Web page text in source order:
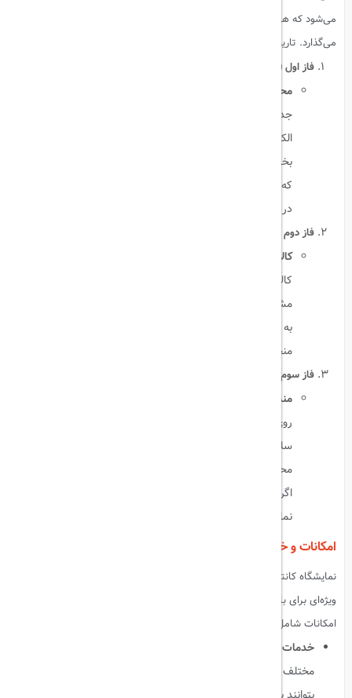
می‌شود که هر کدام از آن‌ها محصولات و صنایع مختلفی را به نمایش
می‌گذارد. تاریخ و محتوای هر فاز به شرح زیر است:
فاز اول (۱۵ تا ۱۹ آوریل ۲۰۲۴):
محصولات صنعتی و ماشین‌آلات:
جدیدترین فناوری‌ها و ماشین‌آلات صنعتی، محصولات
الکترونیکی، قطعات خودرو، و ابزارهای مهندسی آشنا شوید. این
بخش به ویژه برای متخصصان و فعالان صنعت جذاب است، چرا
که شرکت‌های بین‌المللی و چینی پیشرفته‌ترین محصولات خود را
در این فاز به نمایش می‌گذارند.
فاز دوم (۲۳ تا ۲۷ آوریل ۲۰۲۴):
کالاهای مصرفی و محصولات دکوراسیون خانگی:
کالاهای مصرفی، هدایا، دکوراسیون منزل، لوازم خانگی و موارد
مشابه هستید، این فاز بهترین فرصت برای شماست. این بخش
به ویژه برای کسانی که به دنبال کالاهای خاص و با طراحی
منحصر به فرد هستند، مناسب است.
فاز سوم (۱ تا ۵ مه ۲۰۲۴):
منسوجات، پوشاک و محصولات پزشکی:
روی صنایع مد، پوشاک، لوازم بهداشتی و پزشکی، و محصولات
سلامت گذاشته است. برندهای مطرح جهانی و شرکت‌های چینی
محصولات جدید و نوآورانه خود را به نمایش می‌گذارند. همچنین
اگر به دنبال منسوجات و پارچه‌های با کیفیت هستید، این فاز از
نمایشگاه بهترین انتخاب است.
امکانات و خدمات نمایشگاه کانتون ۲۰۲۴
نمایشگاه کانتون با توجه به گستردگی و اهمیت بین‌المللی خود، امکانات
ویژه‌ای برای بازدیدکنندگان و شرکت‌کنندگان فراهم می‌کند. برخی از این
امکانات شامل:
خدمات ترجمه:
مختلف در دسترس هستند تا بازدیدکنندگان بین‌المللی به راحتی
بتوانند با فروشندگان و ارائه‌دهندگان خدمات ارتباط برقرار کنند.